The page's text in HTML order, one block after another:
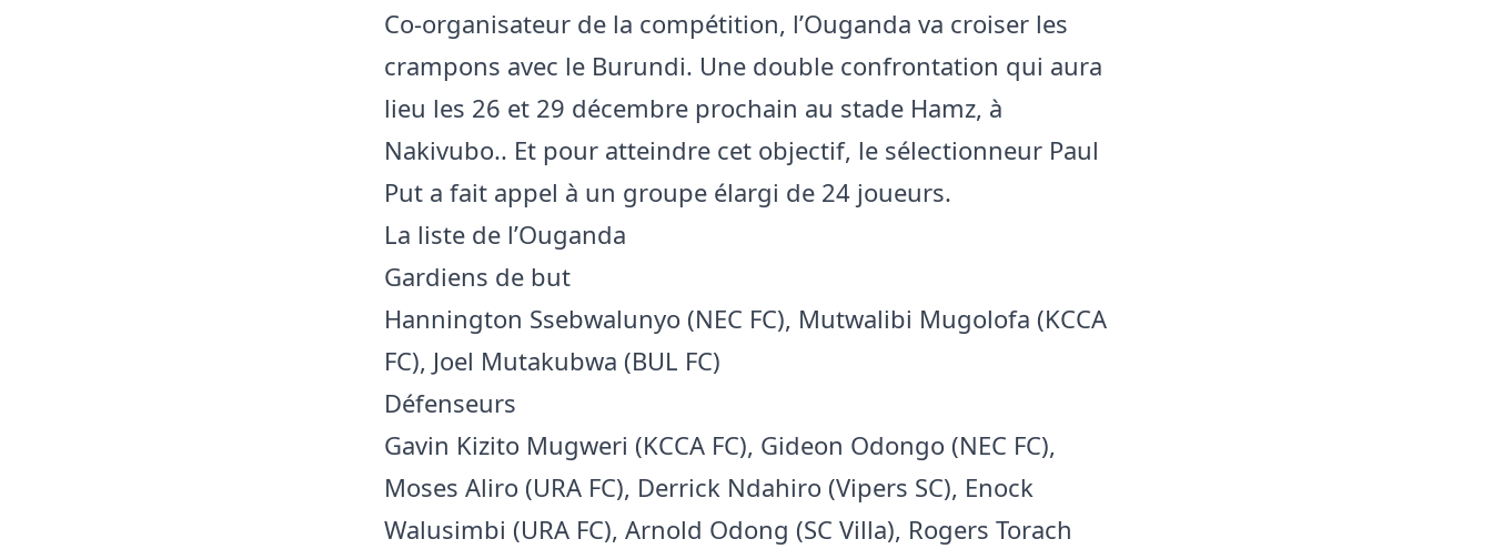
Co-organisateur de la compétition, l’Ouganda va croiser les
crampons avec le Burundi. Une double confrontation qui aura
lieu les 26 et 29 décembre prochain au stade Hamz, à
Nakivubo.. Et pour atteindre cet objectif, le sélectionneur Paul
Put a fait appel à un groupe élargi de 24 joueurs.
La liste de l’Ouganda
Gardiens de but
Hannington Ssebwalunyo (NEC FC), Mutwalibi Mugolofa (KCCA
FC), Joel Mutakubwa (BUL FC)
Défenseurs
Gavin Kizito Mugweri (KCCA FC), Gideon Odongo (NEC FC),
Moses Aliro (URA FC), Derrick Ndahiro (Vipers SC), Enock
Walusimbi (URA FC), Arnold Odong (SC Villa), Rogers Torach